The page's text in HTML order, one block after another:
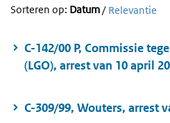
Sorteren op: Datum/ Relevantie
C-142/00 P, Commissie
(LGO), arrest van 10 april
C-309/99, Wouters, arrest